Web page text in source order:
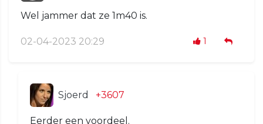
Wel jammer dat ze 1m40 is.
02-04-2023 20:29 1
Sjoerd +3607
Eerder een voordeel.